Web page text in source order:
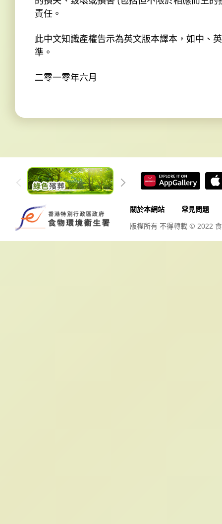
責任。
此中文知識產權告示為英文版本譯本，如中、
準。
二零一零年六月
關於本網站
常見問題
版權所有 不得轉載 © 2022